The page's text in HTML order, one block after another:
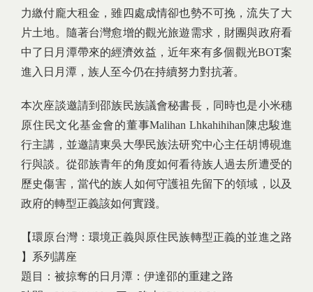
力繳付龐大租金，雖四處成情卻也勢不可挽，流失了大
片土地。隨著台灣愈增的觀光旅遊需求，財團與政府看
中了日月潭帶來的經濟效益，近年來有多個觀光BOT案
進入日月潭，族人至今仍在持續努力對抗著。
本次座談邀請到邵族民族議會秘書長，同時也是小米穗
原住民文化基金會的董事Malihan Lhkahihihan陳忠駿進
行主講，並邀請東吳大學民族法研究中心主任胡博硯進
行與談。從邵族青年的角度如何看待族人過去所遭受的
歷史傷害，當代的族人如何守護祖先留下的領域，以及
政府的轉型正義該如何實踐。
【環原台灣：環境正義與原住民族轉型正義的並進之路
】系列講座
題目：被掠奪的日月潭：伊達邵的重建之路